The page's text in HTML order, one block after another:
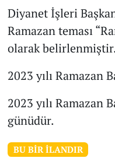
Diyanet İşleri
Ramazan teması
olarak belirlenmiştir.
2023 yılı Ramazan
2023 yılı Ramazan
günüdür.
BU BIR İLANDIR